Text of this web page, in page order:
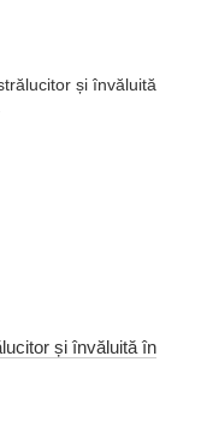
și învăluită în